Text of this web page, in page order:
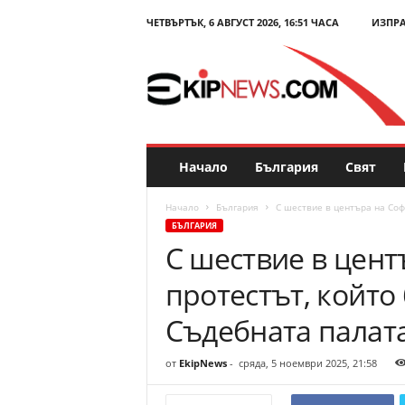
ЧЕТВЪРТЪК, 6 АВГУСТ 2026, 16:51 ЧАСА
E
p
N
и
Начало България Свят
Начало България С шествие в центъра на
БЪЛГАРИЯ
С шествие в
протестът,
Съдебната
от EkipNews- сряда, 5 ноември 2025, 21:58